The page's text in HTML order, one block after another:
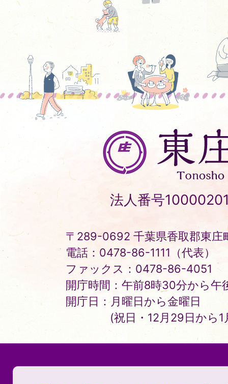
東
庄
町
Tonosho
Town
法人番号
〒289-0692 千葉県香取郡東庄
電話：0478-86-1111（代表）
ファックス：0478-86-4051
開庁時間：午前8時30分から午
開庁日：月曜日から金曜日
(祝日・12月29日から